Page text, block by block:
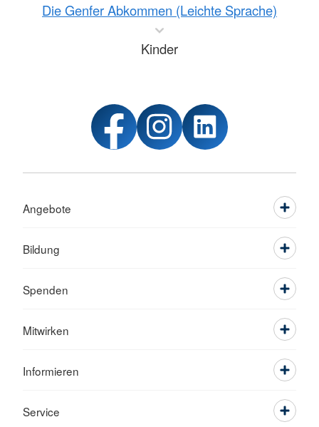
Die Genfer Abkommen (Leichte Sprache)
Kinder
Angebote
Bildung
Spenden
Mitwirken
Informieren
Service